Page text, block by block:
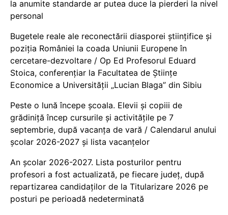
la anumite standarde ar putea duce la pierderi la nivel
personal
Bugetele reale ale reconectării diasporei științifice și
poziția României la coada Uniunii Europene în
cercetare-dezvoltare / Op Ed Profesorul Eduard
Stoica, conferențiar la Facultatea de Științe
Economice a Universității „Lucian Blaga” din Sibiu
Peste o lună începe școala. Elevii și copiii de
grădiniță încep cursurile și activitățile pe 7
septembrie, după vacanța de vară / Calendarul anului
școlar 2026-2027 și lista vacanțelor
An școlar 2026-2027. Lista posturilor pentru
profesori a fost actualizată, pe fiecare județ, după
repartizarea candidaților de la Titularizare 2026 pe
posturi pe perioadă nedeterminată